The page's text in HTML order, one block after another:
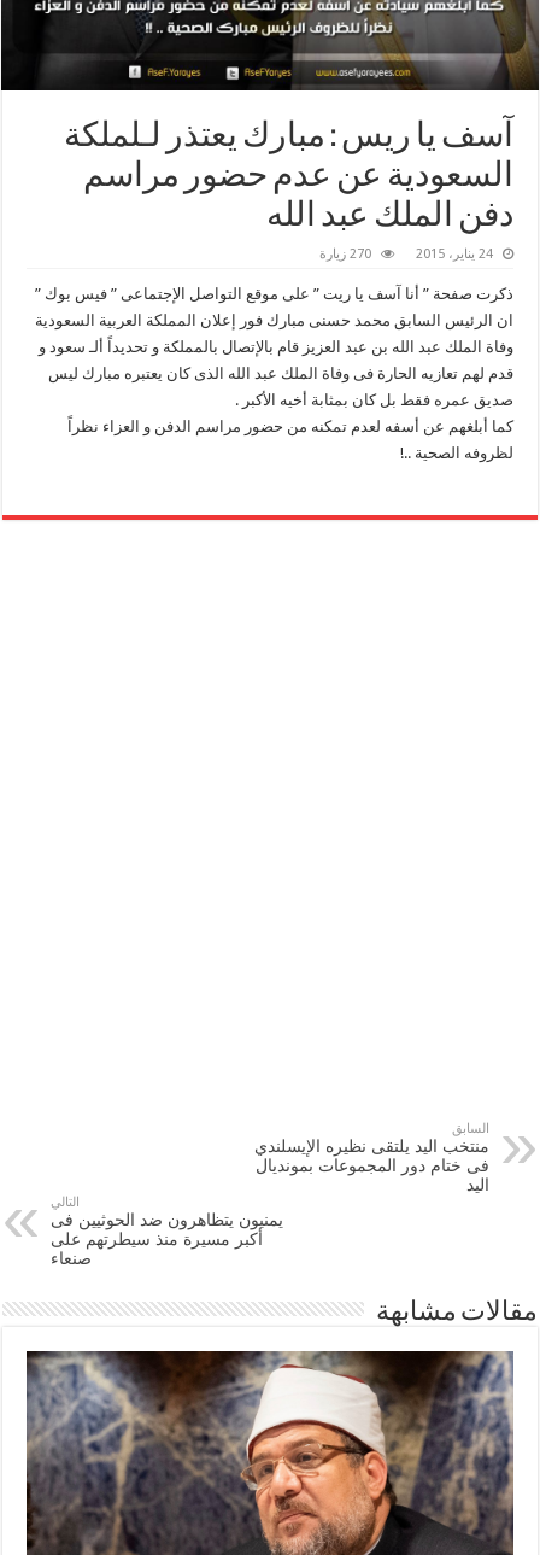
آسف يا ريس : مبارك يعتذر لـلملكة
السعودية عن عدم حضور مراسم
دفن الملك عبد الله
24 يناير، 2015 270 زيارة
ذكرت صفحة ” أنا آسف يا ريت ” على موقع التواصل الإجتماعى ” فيس بوك ”
ان الرئيس السابق محمد حسنى مبارك فور إعلان المملكة العربية السعودية
وفاة الملك عبد الله بن عبد العزيز قام بالإتصال بالمملكة و تحديداً ألـ سعود و
قدم لهم تعازيه الحارة فى وفاة الملك عبد الله الذى كان يعتبره مبارك ليس
صديق عمره فقط بل كان بمثابة أخيه الأكبر .
كما أبلغهم عن أسفه لعدم تمكنه من حضور مراسم الدفن و العزاء نظراً
لظروفه الصحية ..!
السابق
منتخب اليد يلتقى نظيره الإيسلندي
فى ختام دور المجموعات بمونديال
اليد
التالي
يمنيون يتظاهرون ضد الحوثيين فى
أكبر مسيرة منذ سيطرتهم على
صنعاء
مقالات مشابهة